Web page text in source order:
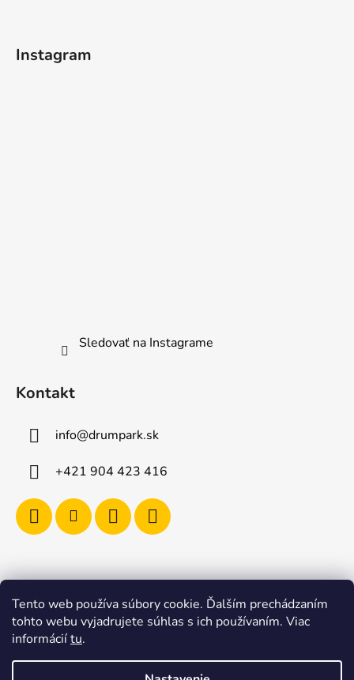
Tento web používa súbory cookie. Ďalším prechádzaním
tohto webu vyjadrujete súhlas s ich používaním. Viac
informáciítu.
Instagram
Sledovať na Instagrame
Kontakt
info@drumpark.sk
+421 904 423 416
Navštívte aj e-shop s etnickými hudobnými nástrojmi
Drumbla.sk |
Tento web upravil onRock Design – Upravíme a
naplníme váš e-shop